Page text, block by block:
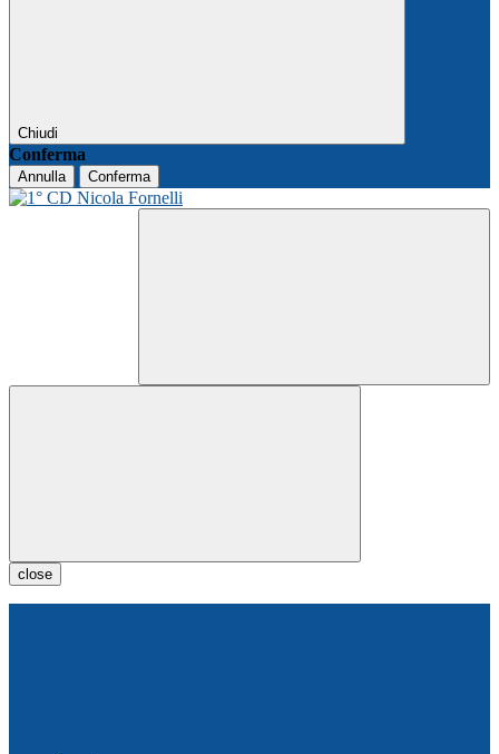
Chiudi
Conferma
Annulla Conferma
close